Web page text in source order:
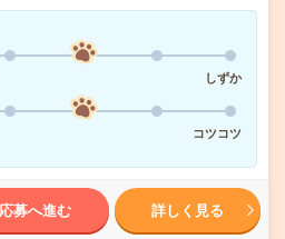
しずか
コツコツ
応募へ進む 詳しく見る